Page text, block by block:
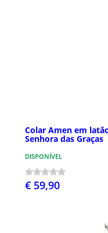
Colar Amen em
Senhora das Graças
DISPONÍVEL
€ 59,90